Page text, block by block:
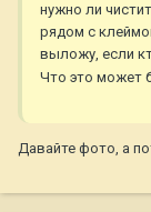
нужно ли
рядом с
выложу, если
Что это может
Давайте фото, а